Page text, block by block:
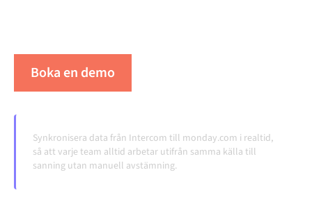
Boka en demo
Synkronisera data från Intercom till monday.com i realtid,
så att varje team alltid arbetar utifrån samma källa till
sanning utan manuell avstämning.